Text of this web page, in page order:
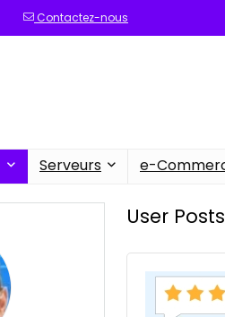
Contactez-nous
Serveurs e-
User